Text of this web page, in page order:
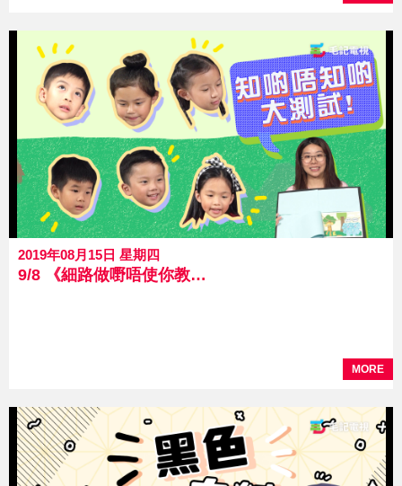
2019年08月15日 星期四
9/8 《細路做嘢唔使你教》 第5集 知啲唔知啲大測試
MORE